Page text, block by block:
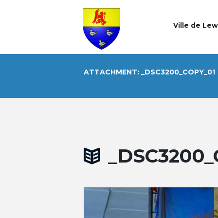
Ville de
ATTACHMENT: _DSC3200_COPY_01